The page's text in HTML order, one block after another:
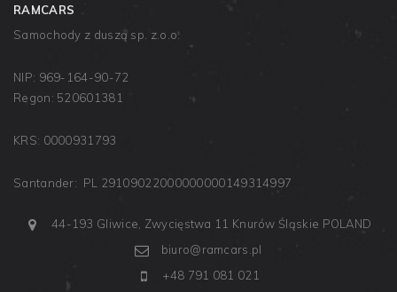
RAMCARS
Samochody z duszą sp. z.o.o.
NIP: 969-164-90-72
Regon: 520601381
KRS: 0000931793
Santander: PL 29109022000000000149314997
44-193 Gliwice, Zwycięstwa 11 Knurów Śląskie POLAND
biuro@ramcars.pl
+48 791 081 021